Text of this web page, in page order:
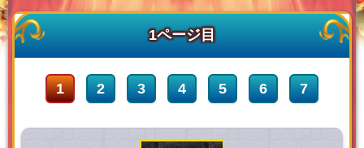
1ページ目
1 2 3 4 5 6 7